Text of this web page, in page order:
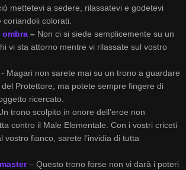
mettetevi a sedere, rilassatevi e godetevi
colorati.
ombra – Non ci si siede semplicemente su un
vi sta attorno mentre vi rilassate sul vostro
- Magari non sarete mai su un trono a guardare
del Protettore, ma potete sempre fingere di
ricercato.
trono scolpito in onore dell’eroe non
contro il Male Elementale. Con i vostri criceti
vostro fianco, sarete l’invidia di tutta
– Questo trono forse non vi darà i poteri